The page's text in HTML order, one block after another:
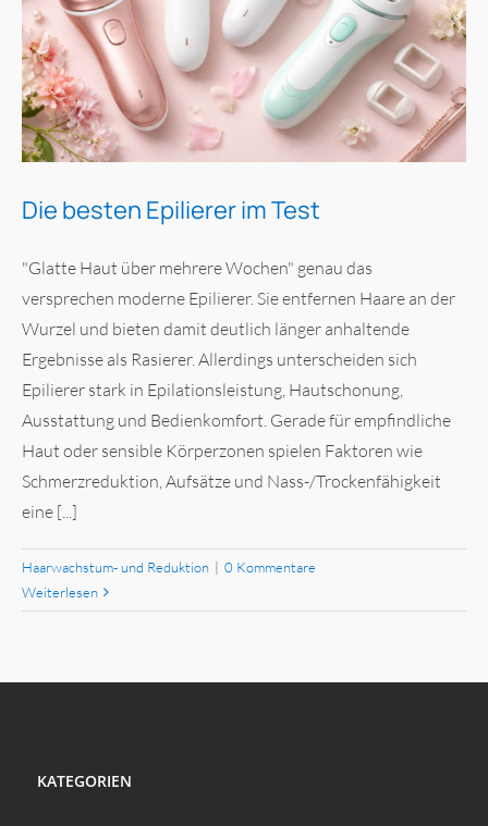
Die besten Epilierer im Test
"Glatte Haut über mehrere Wochen" genau das
versprechen moderne Epilierer. Sie entfernen Haare an der
Wurzel und bieten damit deutlich länger anhaltende
Ergebnisse als Rasierer. Allerdings unterscheiden sich
Epilierer stark in Epilationsleistung, Hautschonung,
Ausstattung und Bedienkomfort. Gerade für empfindliche
Haut oder sensible Körperzonen spielen Faktoren wie
Schmerzreduktion, Aufsätze und Nass-/Trockenfähigkeit
eine [...]
Haarwachstum- und Reduktion | 0 Kommentare
Weiterlesen
KATEGORIEN